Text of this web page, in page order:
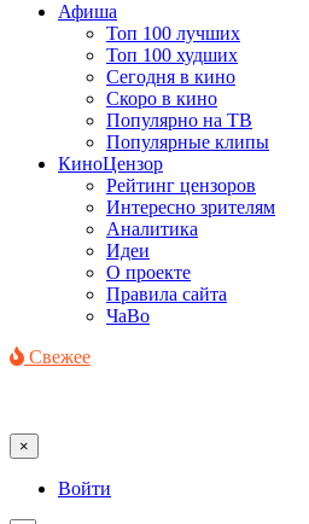
Афиша
Топ 100 лучших
Топ 100 худших
Сегодня в кино
Скоро в кино
Популярно на ТВ
Популярные клипы
КиноЦензор
Рейтинг цензоров
Интересно зрителям
Аналитика
Идеи
О проекте
Правила сайта
ЧаВо
Свежее
×
Войти